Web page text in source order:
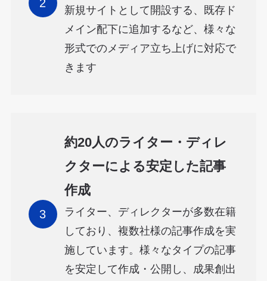
新規サイトとして開設する、既存ド
メイン配下に追加するなど、様々な
形式でのメディア立ち上げに対応で
きます
約20人のライター・ディレ
クターによる安定した記事
作成
ライター、ディレクターが多数在籍
しており、複数社様の記事作成を実
施しています。様々なタイプの記事
を安定して作成・公開し、成果創出